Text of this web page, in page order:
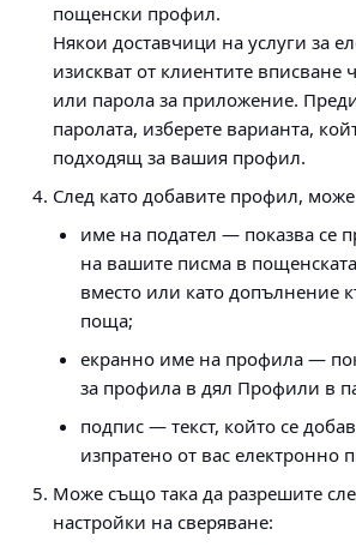
пощенски профил.
Някои доставчици на услуги за
изискват от клиентите вписване
или парола за приложение.
паролата, изберете варианта,
подходящ за вашия профил.
След като добавите профил,
име на подател — показва се
на вашите писма в
вместо или като допълнение
поща;
екранно име на профила —
за профила в дял Профили в
подпис — текст, който се
изпратено от вас електронно
Може също така да разрешите
настройки на сверяване: